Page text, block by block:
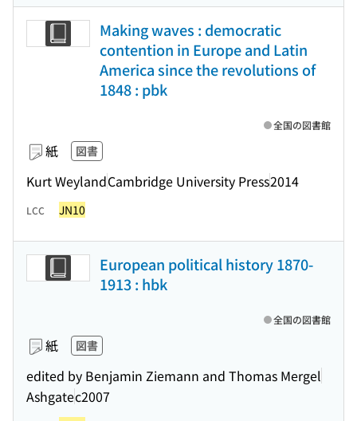
Making waves : democratic
contention in Europe and Latin
America since the revolutions of
1848 : pbk
紙 図書
Kurt WeylandCambridge University Press2014
全国の図書館
LCC JN10
European political history 1870-
1913 : hbk
紙 図書
edited by Benjamin Ziemann and Thomas Mergel
Ashgatec2007
全国の図書館